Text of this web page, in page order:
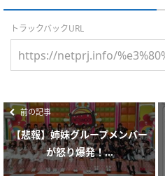
トラックバックURL
前の記事
【悲報】姉妹グループメンバー
が怒り爆発！...